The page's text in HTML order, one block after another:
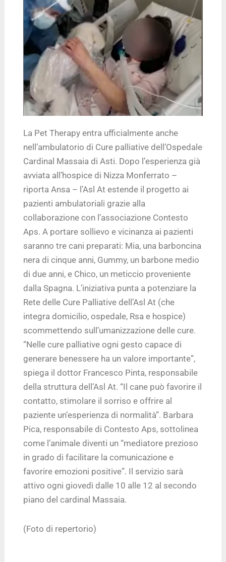
La Pet Therapy entra ufficialmente anche
nell’ambulatorio di Cure palliative dell’Ospedale
Cardinal Massaia di Asti. Dopo l’esperienza già
avviata all’hospice di Nizza Monferrato –
riporta Ansa – l’Asl At estende il progetto ai
pazienti ambulatoriali grazie alla
collaborazione con l’associazione Contesto
Aps. A portare sollievo e vicinanza ai pazienti
saranno tre cani preparati: Mia, una barboncina
nera di cinque anni, Gummy, un barbone medio
di due anni, e Chico, un meticcio proveniente
dalla Spagna. L’iniziativa punta a potenziare la
Rete delle Cure Palliative dell’Asl At (che
integra domicilio, ospedale, Rsa e hospice)
scommettendo sull’umanizzazione delle cure.
“Nelle cure palliative ogni gesto capace di
generare benessere ha un valore importante”,
spiega il dottor Francesco Pinta, responsabile
della struttura dell’Asl At. “Il cane può favorire il
contatto, stimolare il sorriso e offrire al
paziente un’esperienza di normalità”. Barbara
Pica, responsabile di Contesto Aps, sottolinea
come l’animale diventi un “mediatore prezioso
in grado di facilitare la comunicazione e
favorire emozioni positive”. Il servizio sarà
attivo ogni giovedì dalle 10 alle 12 al secondo
piano del cardinal Massaia.
(Foto di repertorio)